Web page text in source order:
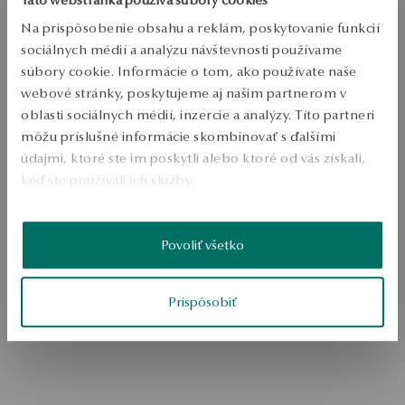
Na prispôsobenie obsahu a reklám, poskytovanie funkcií
sociálnych médií a analýzu návštevnosti používame
súbory cookie. Informácie o tom, ako používate naše
webové stránky, poskytujeme aj našim partnerom v
oblasti sociálnych médií, inzercie a analýzy. Títo partneri
môžu príslušné informácie skombinovať s ďalšími
údajmi, ktoré ste im poskytli alebo ktoré od vás získali,
keď ste používali ich služby.
Viac sa dozviete vInformáciách spoločnosti Googleo
Povoliť všetko
Prispôsobiť